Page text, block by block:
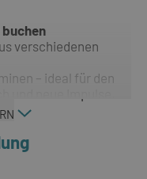
verschiedenen
– ideal für den